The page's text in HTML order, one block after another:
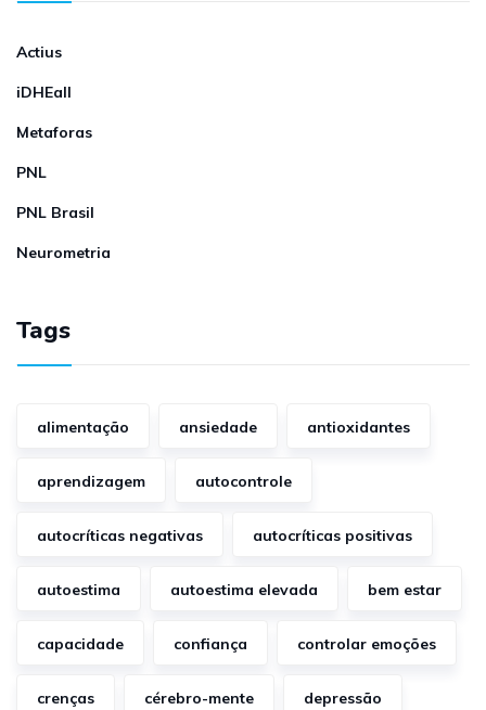
Actius
iDHEall
Metaforas
PNL
PNL Brasil
Neurometria
Tags
alimentação ansiedade antioxidantes
aprendizagem autocontrole
autocríticas negativas autocríticas positivas
autoestima autoestima elevada bem estar
capacidade confiança controlar emoções
crenças cérebro-mente depressão